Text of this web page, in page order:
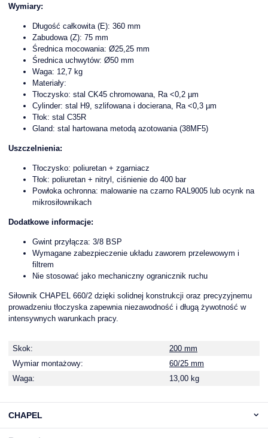
Wymiary:
Długość całkowita (E): 360 mm
Zabudowa (Z): 75 mm
Średnica mocowania: Ø25,25 mm
Średnica uchwytów: Ø50 mm
Waga: 12,7 kg
Materiały:
Tłoczysko: stal CK45 chromowana, Ra <0,2 µm
Cylinder: stal H9, szlifowana i docierana, Ra <0,3 µm
Tłok: stal C35R
Gland: stal hartowana metodą azotowania (38MF5)
Uszczelnienia:
Tłoczysko: poliuretan + zgarniacz
Tłok: poliuretan + nitryl, ciśnienie do 400 bar
Powłoka ochronna: malowanie na czarno RAL9005 lub ocynk na
mikrosiłownikach
Dodatkowe informacje:
Gwint przyłącza: 3/8 BSP
Wymagane zabezpieczenie układu zaworem przelewowym i
filtrem
Nie stosować jako mechaniczny ogranicznik ruchu
Siłownik CHAPEL 660/2 dzięki solidnej konstrukcji oraz precyzyjnemu
prowadzeniu tłoczyska zapewnia niezawodność i długą żywotność w
intensywnych warunkach pracy.
Skok:
200 mm
Wymiar montażowy:
60/25 mm
Waga:
13,00 kg
CHAPEL